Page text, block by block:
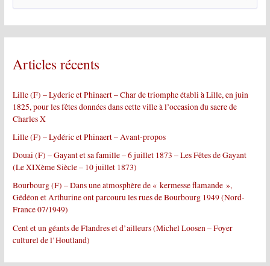
h
e
c
r
:
Articles récents
Lille (F) – Lyderic et Phinaert – Char de triomphe établi à Lille, en juin
1825, pour les fêtes données dans cette ville à l’occasion du sacre de
Charles X
Lille (F) – Lydéric et Phinaert – Avant-propos
Douai (F) – Gayant et sa famille – 6 juillet 1873 – Les Fêtes de Gayant
(Le XIXème Siècle – 10 juillet 1873)
Bourbourg (F) – Dans une atmosphère de « kermesse flamande »,
Gédéon et Arthurine ont parcouru les rues de Bourbourg 1949 (Nord-
France 07/1949)
Cent et un géants de Flandres et d’ailleurs (Michel Loosen – Foyer
culturel de l’Houtland)